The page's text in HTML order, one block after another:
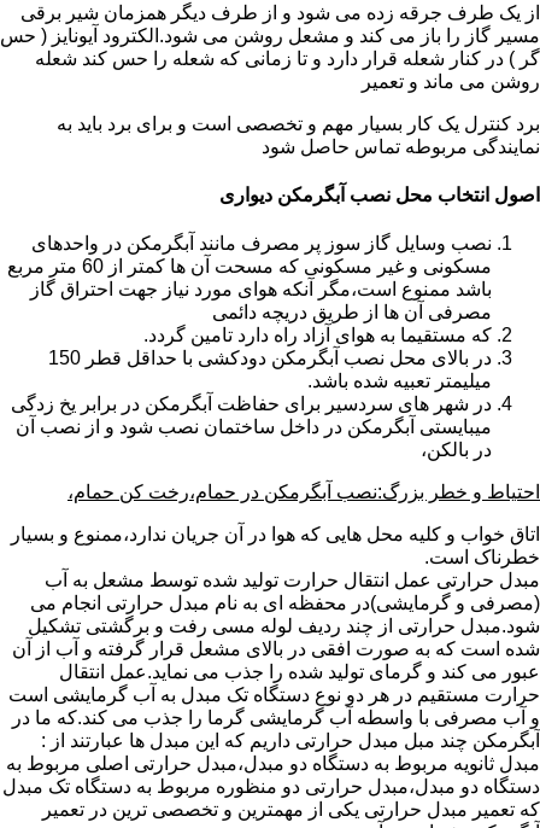
از یک طرف جرقه زده می شود و از طرف دیگر همزمان شیر برقی
مسیر گاز را باز می کند و مشعل روشن می شود.الکترود آیونایز ( حس
گر ) در کنار شعله قرار دارد و تا زمانی که شعله را حس کند شعله
روشن می ماند و تعمیر
برد کنترل یک کار بسیار مهم و تخصصی است و برای برد باید به
نمایندگی مربوطه تماس حاصل شود
اصول انتخاب محل نصب آبگرمکن دیواری
نصب وسایل گاز سوز پر مصرف مانند آبگرمکن در واحدهای
مسکونی و غیر مسکونی که مسحت آن ها کمتر از 60 متر مربع
باشد ممنوع است،مگر آنکه هوای مورد نیاز جهت احتراق گاز
مصرفی آن ها از طریق دریچه دائمی
که مستقیما به هوای آزاد راه دارد تامین گردد.
در بالای محل نصب آبگرمکن دودکشی با حداقل قطر 150
میلیمتر تعبیه شده باشد.
در شهر های سردسیر برای حفاظت آبگرمکن در برابر یخ زدگی
میبایستی آبگرمکن در داخل ساختمان نصب شود و از نصب آن
در بالکن،
احتیاط و خطر بزرگ:نصب آبگرمکن در حمام،رخت کن حمام،
اتاق خواب و کلیه محل هایی که هوا در آن جریان ندارد،ممنوع و بسیار
خطرناک است.
مبدل حرارتی عمل انتقال حرارت تولید شده توسط مشعل به آب
(مصرفی و گرمایشی)در محفظه ای به نام مبدل حرارتی انجام می
شود.مبدل حرارتی از چند ردیف لوله مسی رفت و برگشتی تشکیل
شده است که به صورت افقی در بالای مشعل قرار گرفته و آب از آن
عبور می کند و گرمای تولید شده را جذب می نماید.عمل انتقال
حرارت مستقیم در هر دو نوع دستگاه تک مبدل به آب گرمایشی است
و آب مصرفی با واسطه آب گرمایشی گرما را جذب می کند.که ما در
آبگرمکن چند مبل مبدل حرارتی داریم که این مبدل ها عبارتند از :
مبدل ثانویه مربوط به دستگاه دو مبدل،مبدل حرارتی اصلی مربوط به
دستگاه دو مبدل،مبدل حرارتی دو منظوره مربوط به دستگاه تک مبدل
که تعمیر مبدل حرارتی یکی از مهمترین و تخصصی ترین در تعمیر